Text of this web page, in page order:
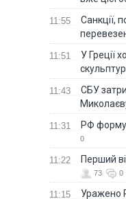
11:55
Санкції,
11:51
У Греції
11:43
СБУ
11:31 РФ
0
11:22 Перший
73 0
11:15 Уражено